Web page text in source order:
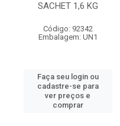
SACHET 1,6 KG
Código: 92342
Embalagem: UN1
Faça seu login ou
cadastre-se para
ver preços e
comprar